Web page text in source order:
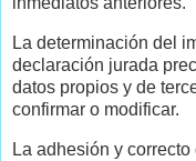
La determinación del
declaración jurada
datos propios y de
confirmar o modificar.
La adhesión y